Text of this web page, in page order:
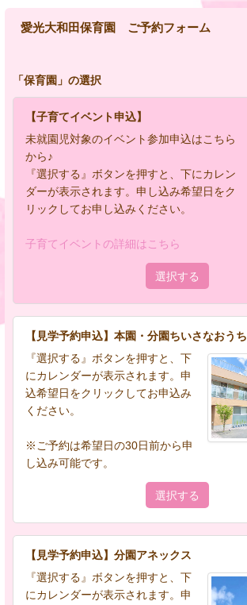
愛光大和田保育園 ご予約フォーム
「保育園 」の選択
【子育てイベント申込】
未就園児対象のイベント参加申込はこちら
から♪
『選択する』ボタンを押すと、下にカレン
ダーが表示されます。申し込み希望日をク
リックしてお申し込みください。
子育てイベントの詳細はこちら
選択する
【見学予約申込】本園・分園ちいさなおうち
『選択する』ボタンを押すと、下
にカレンダーが表示されます。申
込希望日をクリックしてお申込み
ください。
※ご予約は希望日の30日前から申
し込み可能です。
選択する
【見学予約申込】分園アネックス
『選択する』ボタンを押すと、下
にカレンダーが表示されます。申